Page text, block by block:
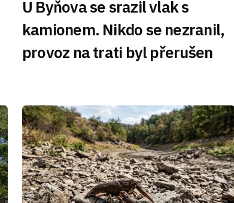
U Byňova se srazil vlak s
kamionem. Nikdo se nezranil,
provoz na trati byl přerušen